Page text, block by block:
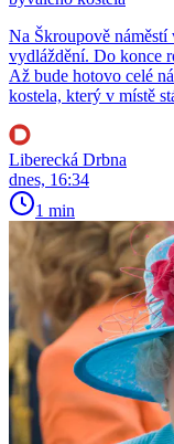
Na Škroupově náměstí
vydláždění. Do konce
Až bude hotovo celé
kostela, který v místě
Liberecká Drbna
dnes, 16:34
1 min